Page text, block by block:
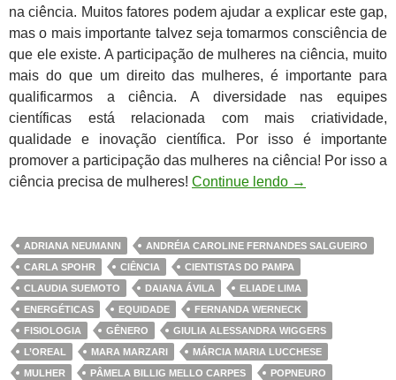
na ciência. Muitos fatores podem ajudar a explicar este gap,
mas o mais importante talvez seja tomarmos consciência de
que ele existe. A participação de mulheres na ciência, muito
mais do que um direito das mulheres, é importante para
qualificarmos a ciência. A diversidade nas equipes
científicas está relacionada com mais criatividade,
qualidade e inovação científica. Por isso é importante
promover a participação das mulheres na ciência! Por isso a
ciência precisa de mulheres! Continue lendo →
ADRIANA NEUMANN
ANDRÉIA CAROLINE FERNANDES SALGUEIRO
CARLA SPOHR
CIÊNCIA
CIENTISTAS DO PAMPA
CLAUDIA SUEMOTO
DAIANA ÁVILA
ELIADE LIMA
ENERGÉTICAS
EQUIDADE
FERNANDA WERNECK
FISIOLOGIA
GÊNERO
GIULIA ALESSANDRA WIGGERS
L’OREAL
MARA MARZARI
MÁRCIA MARIA LUCCHESE
MULHER
PÂMELA BILLIG MELLO CARPES
POPNEURO